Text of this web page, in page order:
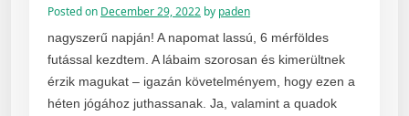
Posted on December 29, 2022 by paden
nagyszerű napján! A napomat lassú, 6 mérföldes
futással kezdtem. A lábaim szorosan és kimerültnek
érzik magukat – igazán követelményem, hogy ezen a
héten jógához juthassanak. Ja, valamint a quadok